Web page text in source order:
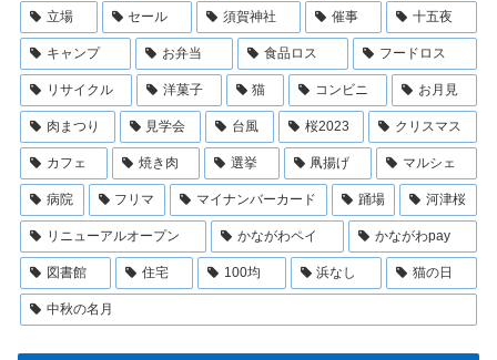
立場 セール 須賀神社 催事 十五夜
キャンプ お弁当 食品ロス フードロス
リサイクル 洋菓子 猫 コンビニ お月見
肉まつり 見学会 台風 桜2023 クリスマス
カフェ 焼き肉 選挙 凧揚げ マルシェ
病院 フリマ マイナンバーカード 踊場 河津桜
リニューアルオープン かながわペイ かながわpay
図書館 住宅 100均 浜なし 猫の日
中秋の名月